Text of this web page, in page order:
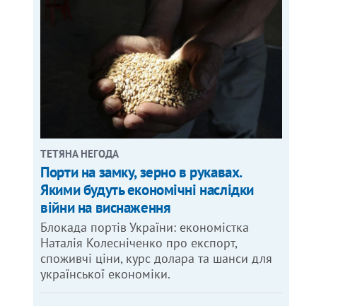
ТЕТЯНА НЕГОДА
Порти на замку, зерно в рукавах.
Якими будуть економічні наслідки
війни на виснаження
Блокада портів України: економістка
Наталія Колесніченко про експорт,
споживчі ціни, курс долара та шанси для
української економіки.